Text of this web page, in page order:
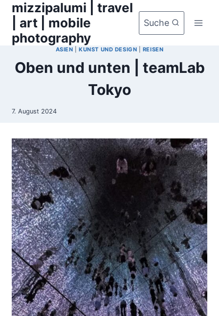
Zum
Inhalt
springen
mizzipalumi | travel
| art | mobile
photography
Suche
ASIEN |KUNST UND DESIGN REISEN
Oben und unten | teamLab
Tokyo
7. August 2024